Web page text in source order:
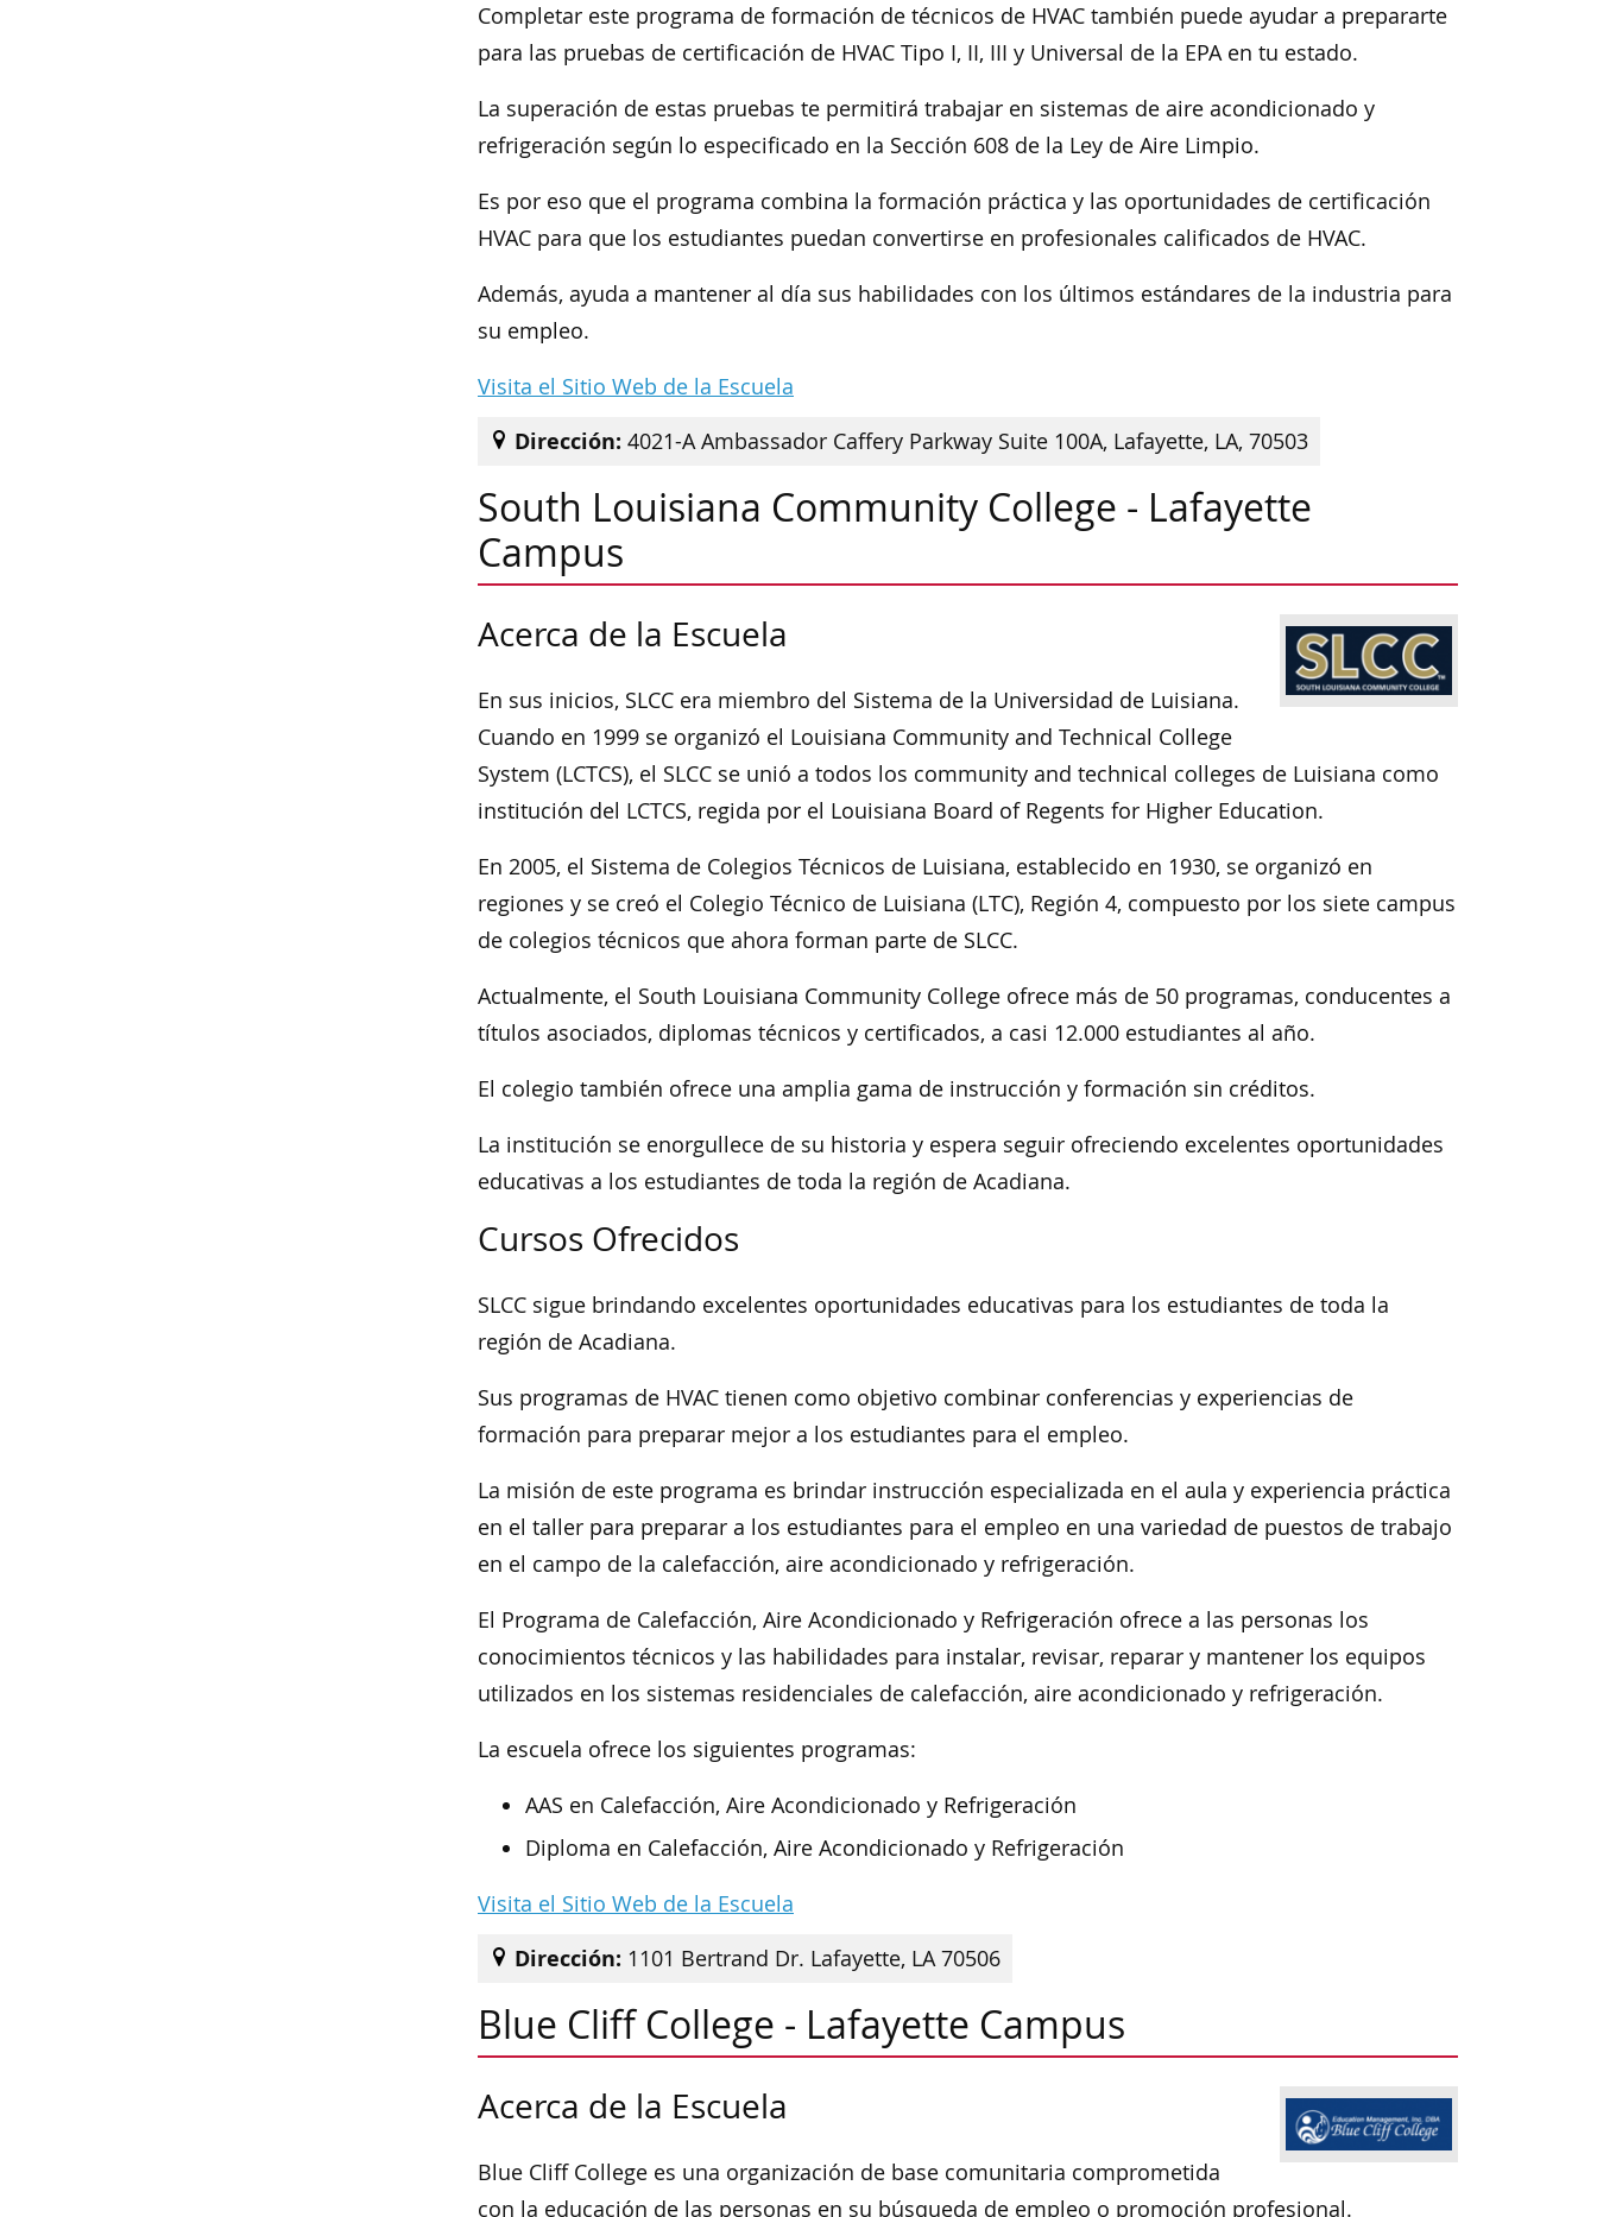
Completar este programa de formación de técnicos de HVAC también puede ayudar a prepararte
para las pruebas de certificación de HVAC Tipo I, II, III y Universal de la EPA en tu estado.
La superación de estas pruebas te permitirá trabajar en sistemas de aire acondicionado y
refrigeración según lo especificado en la Sección 608 de la Ley de Aire Limpio.
Es por eso que el programa combina la formación práctica y las oportunidades de certificación
HVAC para que los estudiantes puedan convertirse en profesionales calificados de HVAC.
Además, ayuda a mantener al día sus habilidades con los últimos estándares de la industria para
su empleo.
Visita el Sitio Web de la Escuela
Dirección: 4021-A Ambassador Caffery Parkway Suite 100A, Lafayette, LA, 70503
South Louisiana Community College - Lafayette
Campus
Acerca de la Escuela
En sus inicios, SLCC era miembro del Sistema de la Universidad de Luisiana.
Cuando en 1999 se organizó el Louisiana Community and Technical College
System (LCTCS), el SLCC se unió a todos los community and technical colleges de Luisiana como
institución del LCTCS, regida por el Louisiana Board of Regents for Higher Education.
En 2005, el Sistema de Colegios Técnicos de Luisiana, establecido en 1930, se organizó en
regiones y se creó el Colegio Técnico de Luisiana (LTC), Región 4, compuesto por los siete campus
de colegios técnicos que ahora forman parte de SLCC.
Actualmente, el South Louisiana Community College ofrece más de 50 programas, conducentes a
títulos asociados, diplomas técnicos y certificados, a casi 12.000 estudiantes al año.
El colegio también ofrece una amplia gama de instrucción y formación sin créditos.
La institución se enorgullece de su historia y espera seguir ofreciendo excelentes oportunidades
educativas a los estudiantes de toda la región de Acadiana.
Cursos Ofrecidos
SLCC sigue brindando excelentes oportunidades educativas para los estudiantes de toda la
región de Acadiana.
Sus programas de HVAC tienen como objetivo combinar conferencias y experiencias de
formación para preparar mejor a los estudiantes para el empleo.
La misión de este programa es brindar instrucción especializada en el aula y experiencia práctica
en el taller para preparar a los estudiantes para el empleo en una variedad de puestos de trabajo
en el campo de la calefacción, aire acondicionado y refrigeración.
El Programa de Calefacción, Aire Acondicionado y Refrigeración ofrece a las personas los
conocimientos técnicos y las habilidades para instalar, revisar, reparar y mantener los equipos
utilizados en los sistemas residenciales de calefacción, aire acondicionado y refrigeración.
La escuela ofrece los siguientes programas:
AAS en Calefacción, Aire Acondicionado y Refrigeración
Diploma en Calefacción, Aire Acondicionado y Refrigeración
Visita el Sitio Web de la Escuela
Dirección: 1101 Bertrand Dr. Lafayette, LA 70506
Blue Cliff College - Lafayette Campus
Acerca de la Escuela
Blue Cliff College es una organización de base comunitaria comprometida
con la educación de las personas en su búsqueda de empleo o promoción profesional.